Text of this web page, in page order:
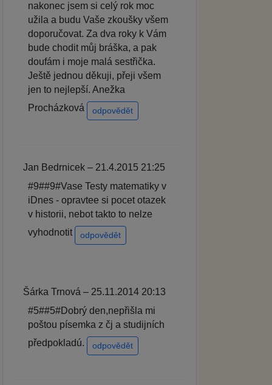
nakonec jsem si celý rok moc
užila a budu Vaše zkoušky všem
doporučovat. Za dva roky k Vám
bude chodit můj bráška, a pak
doufám i moje malá sestřička.
Ještě jednou děkuji, přeji všem
jen to nejlepší. Anežka
Procházková
odpovědět
Jan Bedrnicek – 21.4.2015 21:25
#9##9#Vase Testy matematiky v
iDnes - opravtee si pocet otazek
v historii, nebot takto to nelze
vyhodnotit
odpovědět
Šárka Trnová – 25.11.2014 20:13
#5##5#Dobrý den,nepřišla mi
poštou písemka z čj a studijních
předpokladú.
odpovědět